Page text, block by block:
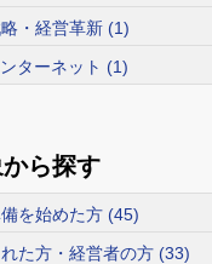
・経営革新 (1)
ターネット (1)
ら探す
を始めた方 (45)
た方・経営者の方 (33)